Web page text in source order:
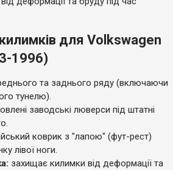
для Volkswagen
1996)
та заднього ряду (включаючи
тунелю).
заводські люверси під штатні
коврик з "лапою" (фут-рест)
лівої ноги.
захищає килимки від деформації та